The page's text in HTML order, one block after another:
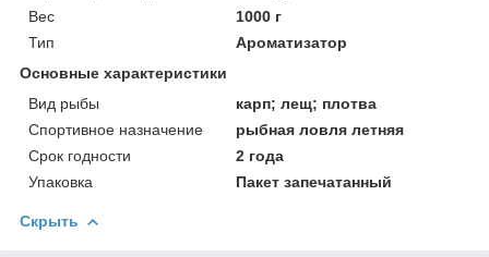
Вес
1000 г
Тип
Ароматизатор
Основные характеристики
Вид рыбы
карп; лещ; плотва
Спортивное назначение
рыбная ловля летняя
Срок годности
2 года
Упаковка
Пакет запечатанный
Скрыть